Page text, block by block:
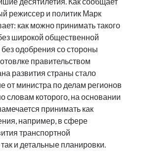
режиссер и политик Марк
как можно принимать такого
широкой общественной
одобрения со стороны
правительством
развития страны стало
от министра по делам регионов
словам которого, на основании
принимать как
например, в сфере
транспортной
и детальные планировки.